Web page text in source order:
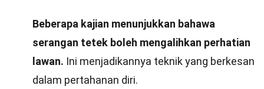
Beberapa kajian menunjukkan bahawa
serangan tetek boleh mengalihkan perhatian
lawan. Ini menjadikannya teknik yang berkesan
dalam pertahanan diri.